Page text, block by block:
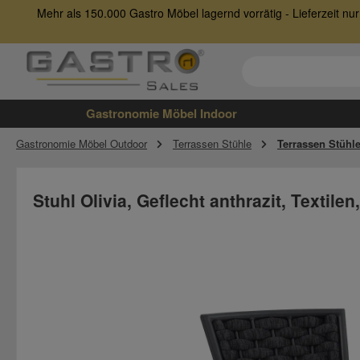
Hauptinhalt springen
Zur Suche springen
Zur Hauptnavigation springen
Mehr als 150.000 Gastro Möbel lagernd vorrätig - Lieferzeit
Gastronomie Möbel Indoor
Gastronomie Möbel Outdoor Terrassen Stühle Terrassen
Stuhl Olivia, Geflecht anthrazit,